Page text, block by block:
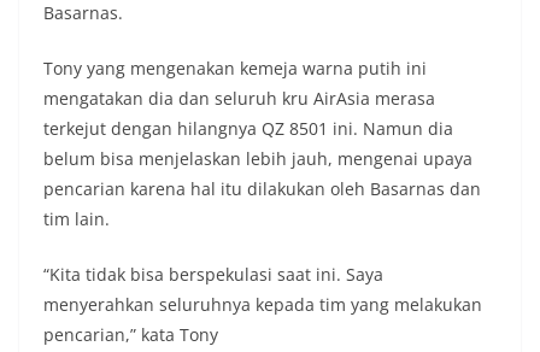
Basarnas.
Tony yang mengenakan kemeja warna putih ini
mengatakan dia dan seluruh kru AirAsia merasa
terkejut dengan hilangnya QZ 8501 ini. Namun dia
belum bisa menjelaskan lebih jauh, mengenai upaya
pencarian karena hal itu dilakukan oleh Basarnas dan
tim lain.
“Kita tidak bisa berspekulasi saat ini. Saya
menyerahkan seluruhnya kepada tim yang melakukan
pencarian,” kata Tony